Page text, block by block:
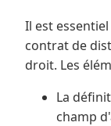
Il est
contrat de
droit. Les
La
champ